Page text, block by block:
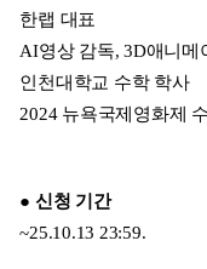
한랩 대표
AI영상 감독, 3D애니메
인천대학교 수학 학사
2024 뉴욕국제영화제
● 신청 기간
~25.10.13 23:59.